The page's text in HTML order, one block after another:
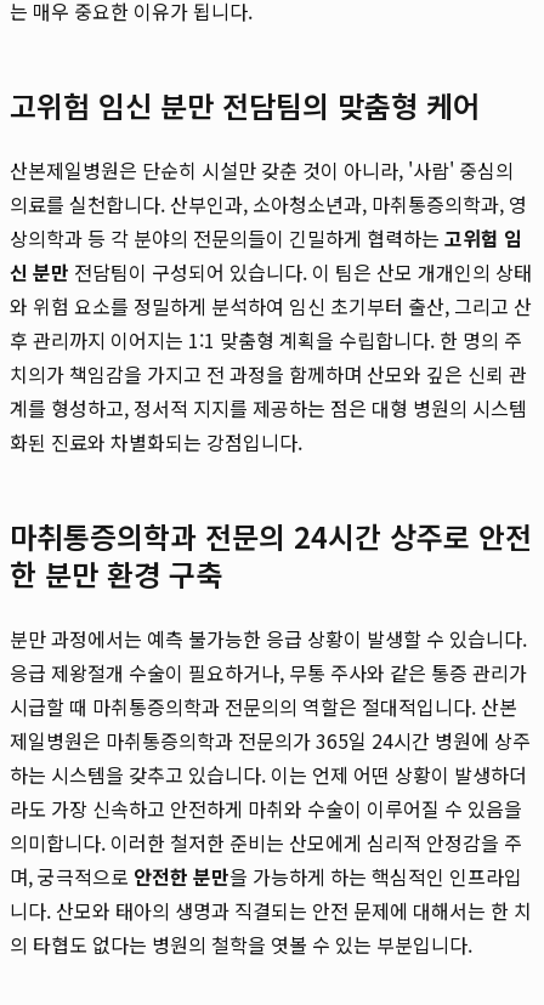
는 매우 중요한 이유가 됩니다.
고위험 임신 분만 전담팀의 맞춤형 케어
산본제일병원은 단순히 시설만 갖춘 것이 아니라, '사람' 중심의
의료를 실천합니다. 산부인과, 소아청소년과, 마취통증의학과, 영
상의학과 등 각 분야의 전문의들이 긴밀하게 협력하는 고위험 임
신 분만 전담팀이 구성되어 있습니다. 이 팀은 산모 개개인의 상태
와 위험 요소를 정밀하게 분석하여 임신 초기부터 출산, 그리고 산
후 관리까지 이어지는 1:1 맞춤형 계획을 수립합니다. 한 명의 주
치의가 책임감을 가지고 전 과정을 함께하며 산모와 깊은 신뢰 관
계를 형성하고, 정서적 지지를 제공하는 점은 대형 병원의 시스템
화된 진료와 차별화되는 강점입니다.
마취통증의학과 전문의 24시간 상주로 안전
한 분만 환경 구축
분만 과정에서는 예측 불가능한 응급 상황이 발생할 수 있습니다.
응급 제왕절개 수술이 필요하거나, 무통 주사와 같은 통증 관리가
시급할 때 마취통증의학과 전문의의 역할은 절대적입니다. 산본
제일병원은 마취통증의학과 전문의가 365일 24시간 병원에 상주
하는 시스템을 갖추고 있습니다. 이는 언제 어떤 상황이 발생하더
라도 가장 신속하고 안전하게 마취와 수술이 이루어질 수 있음을
의미합니다. 이러한 철저한 준비는 산모에게 심리적 안정감을 주
며, 궁극적으로 안전한 분만을 가능하게 하는 핵심적인 인프라입
니다. 산모와 태아의 생명과 직결되는 안전 문제에 대해서는 한 치
의 타협도 없다는 병원의 철학을 엿볼 수 있는 부분입니다.